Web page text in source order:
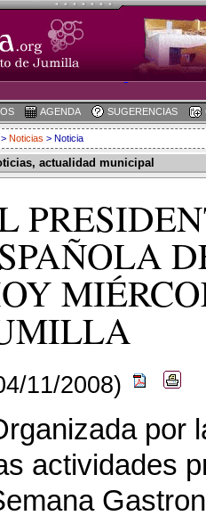
AGENDA SUGERENCIAS
> Noticias > Noticia
actualidad municipal
11/2008)
por
actividades